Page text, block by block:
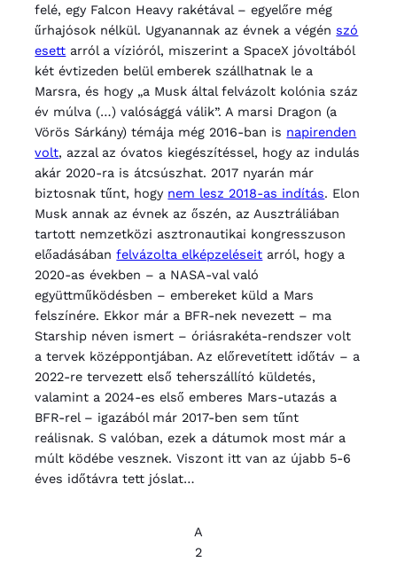
felé, egy Falcon Heavy rakétával – egyelőre még
űrhajósok nélkül. Ugyanannak az évnek a végénszó
esett arról a vízióról, miszerint a SpaceX jóvoltából
két évtizeden belül emberek szállhatnak le a
Marsra, és hogy „a Musk által felvázolt kolónia száz
év múlva (…) valósággá válik”. A marsi Dragon (a
Vörös Sárkány) témája még 2016-ban is napirenden
volt, azzal az óvatos kiegészítéssel, hogy az indulás
akár 2020-ra is átcsúszhat. 2017 nyarán már
biztosnak tűnt, hogy nem lesz 2018-as indítás. Elon
Musk annak az évnek az őszén, az Ausztráliában
tartott nemzetközi asztronautikai kongresszuson
előadásábanfelvázolta elképzeléseit arról, hogy a
2020-as években – a NASA-val való
együttműködésben – embereket küld a Mars
felszínére. Ekkor már a BFR-nek nevezett – ma
Starship néven ismert – óriásrakéta-rendszer volt
a tervek középpontjában. Az előrevetített időtáv – a
2022-re tervezett első teherszállító küldetés,
valamint a 2024-es első emberes Mars-utazás a
BFR-rel – igazából már 2017-ben sem tűnt
reálisnak. S valóban, ezek a dátumok most már a
múlt ködébe vesznek. Viszont itt van az újabb 5-6
éves időtávra tett jóslat…
A
2